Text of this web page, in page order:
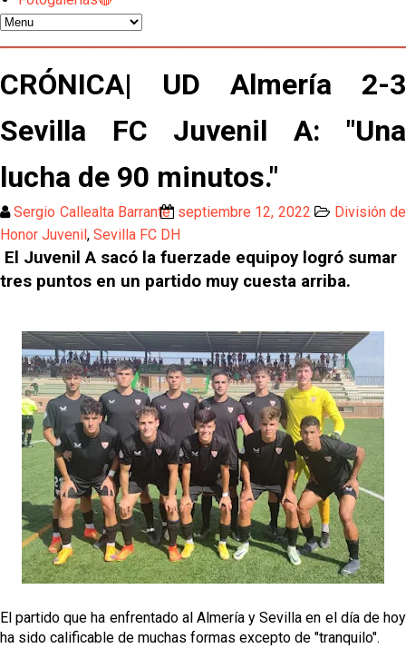
Atlético y Getafe agitan el mercado de LaLiga
El Sevilla FC plantea ampliar hasta cinco fichajes
más antes del cierre
Djibril Sow pone rumbo a Italia para firmar su nuevo
contrato con el Genoa
Kochorashvili, seria opción para reforzar el centro
Sow muy cerca de cerrar su traspaso al Genoa
Oso es el siguiente en la lista para salir
Banquillos confirmados: así queda la cantera del
Sevilla Femenino para la 2026/27
Celta y Rayo agitan el mercado de La Liga
Previa | El Sevilla FC cierra la pretemporada con el
exigente choque ante el Bayer Leverkusen
El Sevilla pone sus ojos en Ellyes Skhiri
CRÓNICA| UD Almería 2-3
Sevilla FC Juvenil A: "Una
lucha de 90 minutos."
Sergio Callealta Barrante septiembre 12, 2022
División de
Honor Juvenil , Sevilla FC DH
El Juvenil A sacó la fuerzade equipoy logró sumar
tres puntos en un partido muy cuesta arriba.
El partido que ha enfrentado al Almería y Sevilla en el día de hoy
ha sido calificable de muchas formas excepto de "tranquilo".